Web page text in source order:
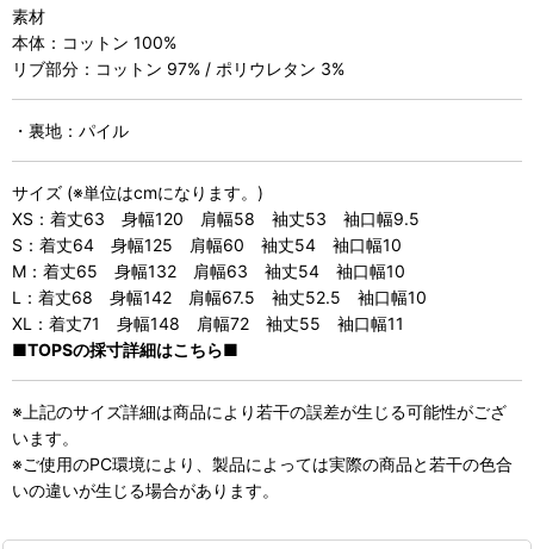
素材
本体：コットン 100%
リブ部分：コットン 97% / ポリウレタン 3%
・裏地：パイル
サイズ (※単位はcmになります。)
XS：着丈63 身幅120 肩幅58 袖丈53 袖口幅9.5
S：着丈64 身幅125 肩幅60 袖丈54 袖口幅10
M：着丈65 身幅132 肩幅63 袖丈54 袖口幅10
L：着丈68 身幅142 肩幅67.5 袖丈52.5 袖口幅10
XL：着丈71 身幅148 肩幅72 袖丈55 袖口幅11
■TOPSの採寸詳細はこちら■
※上記のサイズ詳細は商品により若干の誤差が生じる可能性がござ
います。
※ご使用のPC環境により、製品によっては実際の商品と若干の色合
いの違いが生じる場合があります。